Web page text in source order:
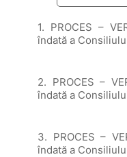
1. PROCES –
îndată a
2. PROCES –
îndată a
3. PROCES –
îndată a